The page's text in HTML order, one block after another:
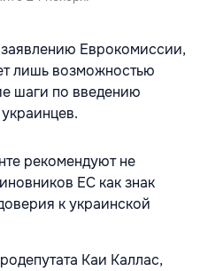
Еврокомиссии,
лишь возможностью
шаги по введению
рекомендуют не
ЕС как знак
к украинской
Каи Каллас,